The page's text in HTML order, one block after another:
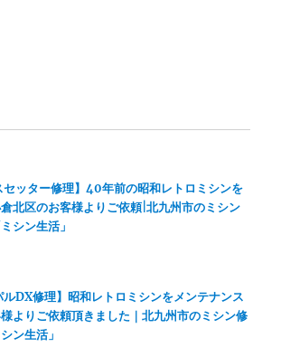
セッター修理】40年前の昭和レトロミシンを
北区のお客様よりご依頼|北九州市のミシン
シン生活」
ルDX修理】昭和レトロミシンをメンテナンス
よりご依頼頂きました｜北九州市のミシン修
ン生活」